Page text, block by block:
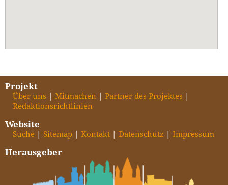
Projekt
Über uns Mitmachen
Partner des Projektes
Redaktionsrichtlinien
Website
Suche Sitemap Kontakt Datenschutz Impressum
Herausgeber